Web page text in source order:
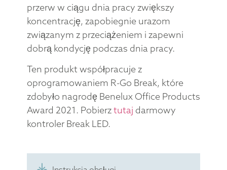
przerw w ciągu dnia pracy zwiększy
koncentrację, zapobiegnie urazom
związanym z przeciążeniem i zapewni
dobrą kondycję podczas dnia pracy.
Ten produkt współpracuje z
oprogramowaniem R-Go Break, które
zdobyło nagrodę Benelux Office Products
Award 2021. Pobierztutaj darmowy
kontroler Break LED.